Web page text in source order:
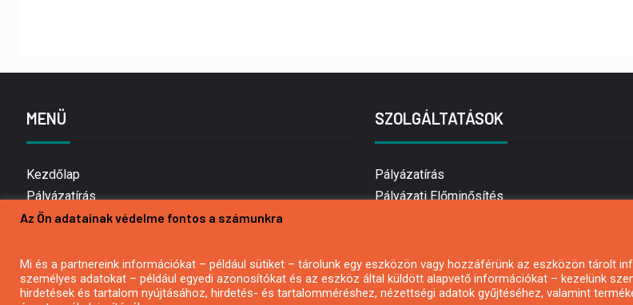
MENÜ
Kezdőlap
Pályázatírás
Bemutatkozás
Hírlevél feliratkozás
Impresszum
SZOLGÁLTATÁSOK
Pályázatírás
Pályázati Előminősítés
Mezőgazdasági pályázatírás
Pályázatírás magánszemélyeknek
Az Ön adatainak védelme fontos a számunkra
Mi és a partnereink információkat – például sütiket – tárolunk egy eszközön vagy hozzáférünk az eszközön tárolt
személyes adatokat – például egyedi azonosítókat és az eszköz által küldött alapvető információkat – kezelünk
hirdetések és tartalom nyújtásához, hirdetés- és tartalomméréshez, nézettségi adatok gyűjtéséhez, valamint